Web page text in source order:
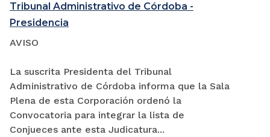
Tribunal Administrativo de Córdoba -
Presidencia
AVISO
La suscrita Presidenta del Tribunal
Administrativo de Córdoba informa que la Sala
Plena de esta Corporación ordenó la
Convocatoria para integrar la lista de
Conjueces ante esta Judicatura...